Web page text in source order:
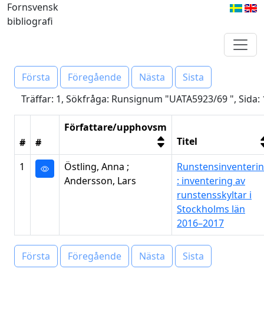
Fornsvensk
bibliografi
Första Föregående Nästa
Sista
Träffar: 1, Sökfråga: Runsignum "UATA5923/69 ", Sida:
# #
Författare/upphovsm
Titel
1
Östling, Anna ;
Andersson, Lars
: inventering av
runstensskyltar i
Stockholms län
2016–2017
Första Föregående Nästa Sista